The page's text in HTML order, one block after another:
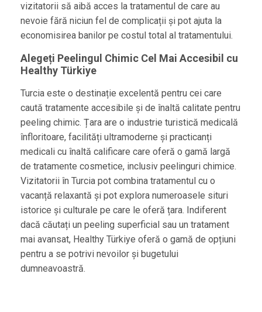
vizitatorii să aibă acces la tratamentul de care au
nevoie fără niciun fel de complicații și pot ajuta la
economisirea banilor pe costul total al tratamentului.
Alegeți Peelingul Chimic Cel Mai Accesibil cu
Healthy Türkiye
Turcia este o destinație excelentă pentru cei care
caută tratamente accesibile și de înaltă calitate pentru
peeling chimic. Țara are o industrie turistică medicală
înfloritoare, facilități ultramoderne și practicanți
medicali cu înaltă calificare care oferă o gamă largă
de tratamente cosmetice, inclusiv peelinguri chimice.
Vizitatorii în Turcia pot combina tratamentul cu o
vacanță relaxantă și pot explora numeroasele situri
istorice și culturale pe care le oferă țara. Indiferent
dacă căutați un peeling superficial sau un tratament
mai avansat, Healthy Türkiye oferă o gamă de opțiuni
pentru a se potrivi nevoilor și bugetului
dumneavoastră.